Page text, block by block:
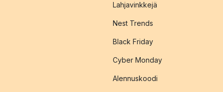
Lahjavinkkejä
Nest Trends
Black Friday
Cyber Monday
Alennuskoodi